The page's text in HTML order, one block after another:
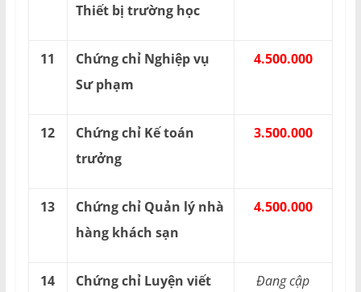
Thiết bị trường học
11
Chứng chỉ Nghiệp vụ
Sư phạm
4.500.000
12
Chứng chỉ Kế toán
trưởng
3.500.000
13
Chứng chỉ Quản lý nhà
hàng khách sạn
4.500.000
14
Chứng chỉ Luyện viết
Đang cập